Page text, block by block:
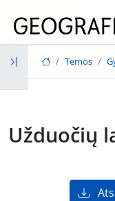
Temos
Užduočių